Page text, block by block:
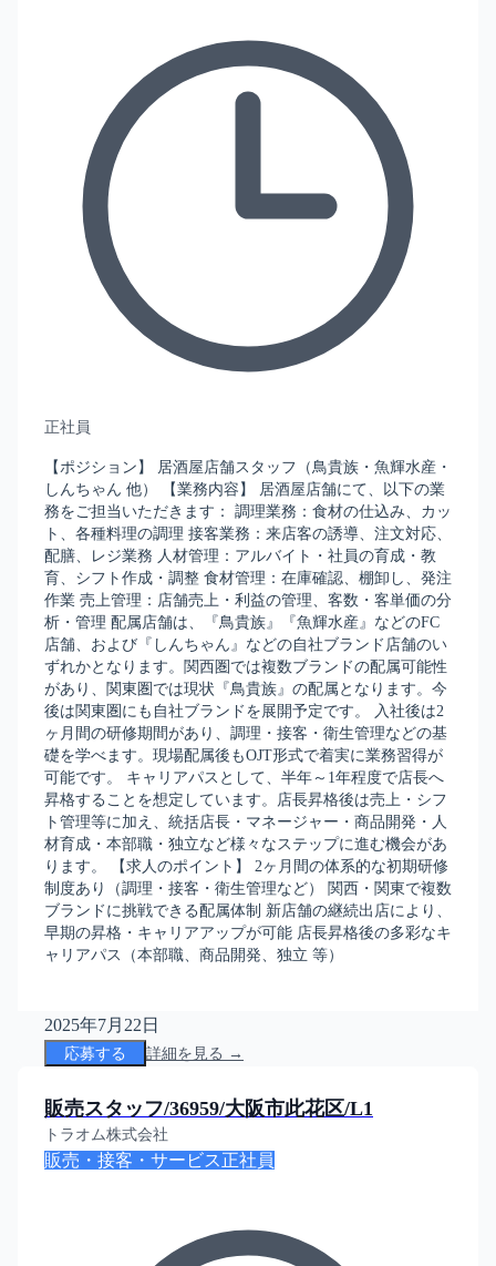
正社員
【ポジション】 居酒屋店舗スタッフ（鳥貴族・魚輝水産・
しんちゃん 他） 【業務内容】 居酒屋店舗にて、以下の業
務をご担当いただきます： 調理業務：食材の仕込み、カッ
ト、各種料理の調理 接客業務：来店客の誘導、注文対応、
配膳、レジ業務 人材管理：アルバイト・社員の育成・教
育、シフト作成・調整 食材管理：在庫確認、棚卸し、発注
作業 売上管理：店舗売上・利益の管理、客数・客単価の分
析・管理 配属店舗は、『鳥貴族』『魚輝水産』などのFC
店舗、および『しんちゃん』などの自社ブランド店舗のい
ずれかとなります。関西圏では複数ブランドの配属可能性
があり、関東圏では現状『鳥貴族』の配属となります。今
後は関東圏にも自社ブランドを展開予定です。 入社後は2
ヶ月間の研修期間があり、調理・接客・衛生管理などの基
礎を学べます。現場配属後もOJT形式で着実に業務習得が
可能です。 キャリアパスとして、半年～1年程度で店長へ
昇格することを想定しています。店長昇格後は売上・シフ
ト管理等に加え、統括店長・マネージャー・商品開発・人
材育成・本部職・独立など様々なステップに進む機会があ
ります。 【求人のポイント】 2ヶ月間の体系的な初期研修
制度あり（調理・接客・衛生管理など） 関西・関東で複数
ブランドに挑戦できる配属体制 新店舗の継続出店により、
早期の昇格・キャリアアップが可能 店長昇格後の多彩なキ
ャリアパス（本部職、商品開発、独立 等）
2025年7月22日
応募する 詳細を見る →
販売スタッフ/36959/大阪市此花区/L1
トラオム株式会社
販売・接客・サービス 正社員